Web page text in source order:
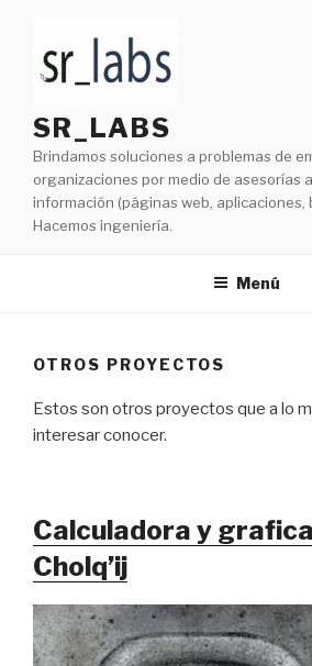
contenido
SR_LABS
Brindamos soluciones a problemas de
organizaciones por medio de asesorías
información (páginas web, aplicaciones,
Hacemos ingeniería.
Menú
OTROS PROYECTOS
Estos son otros proyectos que a lo
interesar conocer.
Calculadora y
Cholq’ij